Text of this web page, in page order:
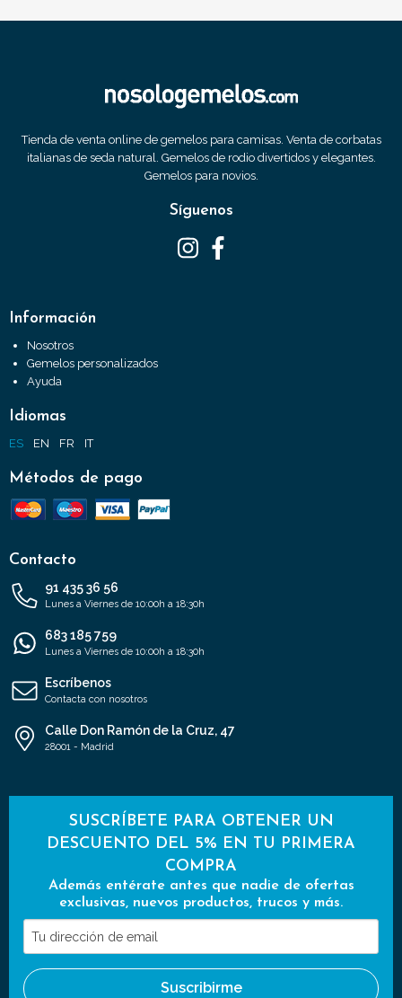
Tienda de venta online de gemelos para camisas. Venta de corbatas
italianas de seda natural. Gemelos de rodio divertidos y elegantes.
Gemelos para novios.
Síguenos
Información
Nosotros
Gemelos personalizados
Ayuda
Idiomas
ES EN FR IT
Métodos de pago
Contacto
91 435 36 56
Lunes a Viernes de 10:00h a 18:30h
683 185 759
Lunes a Viernes de 10:00h a 18:30h
Escríbenos
Contacta con nosotros
Calle Don Ramón de la Cruz, 47
28001 - Madrid
SUSCRÍBETE PARA OBTENER UN
DESCUENTO DEL 5% EN TU PRIMERA
COMPRA
Además entérate antes que nadie de ofertas
exclusivas, nuevos productos, trucos y más.
Tu
dirección
de
Suscribirme